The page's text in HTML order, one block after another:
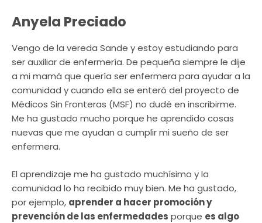
Anyela Preciado
Vengo de la vereda Sande y estoy estudiando para
ser auxiliar de enfermería. De pequeña siempre le dije
a mi mamá que quería ser enfermera para ayudar a la
comunidad y cuando ella se enteró del proyecto de
Médicos Sin Fronteras (MSF) no dudé en inscribirme.
Me ha gustado mucho porque he aprendido cosas
nuevas que me ayudan a cumplir mi sueño de ser
enfermera.
El aprendizaje me ha gustado muchísimo y la
comunidad lo ha recibido muy bien. Me ha gustado,
por ejemplo, aprender a hacer promoción y
prevención de las enfermedades porque es algo